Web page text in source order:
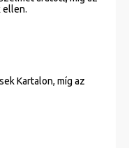
ellen.
Kartalon, míg az